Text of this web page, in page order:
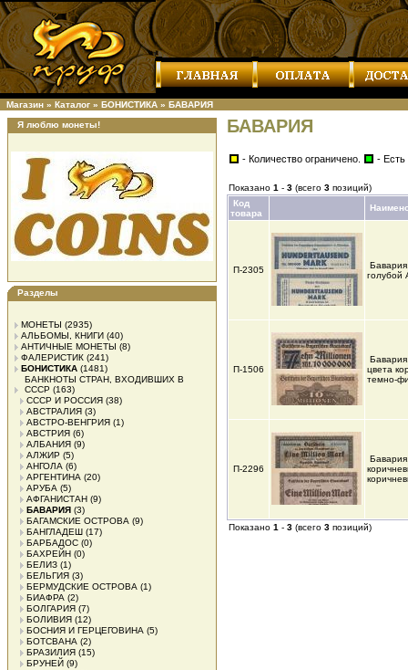
Магазин » Каталог » БОНИСТИКА » БАВАРИЯ
Я люблю монеты!
Разделы
МОНЕТЫ (2935)
АЛЬБОМЫ, КНИГИ (40)
АНТИЧНЫЕ МОНЕТЫ (8)
ФАЛЕРИСТИК (241)
БОНИСТИКА (1481)
БАНКНОТЫ СТРАН, ВХОДИВШИХ В
СССР (163)
СССР И РОССИЯ (38)
АВСТРАЛИЯ (3)
АВСТРО-ВЕНГРИЯ (1)
АВСТРИЯ (6)
АЛБАНИЯ (9)
АЛЖИР (5)
АНГОЛА (6)
АРГЕНТИНА (20)
АРУБА (5)
АФГАНИСТАН (9)
БАВАРИЯ (3)
БАГАМСКИЕ ОСТРОВА (9)
БАНГЛАДЕШ (17)
БАРБАДОС (0)
БАХРЕЙН (0)
БЕЛИЗ (1)
БЕЛЬГИЯ (3)
БЕРМУДСКИЕ ОСТРОВА (1)
БИАФРА (2)
БОЛГАРИЯ (7)
БОЛИВИЯ (12)
БОСНИЯ И ГЕРЦЕГОВИНА (5)
БОТСВАНА (2)
БРАЗИЛИЯ (15)
БРУНЕЙ (9)
БАВАРИЯ
- Количество ограничено. - Есть
Показано 1 - 3 (всего 3 позиций)
Код
товара
П-2305
голубой
П-1506
цвета
темно-
П-2296
Показано 1 - 3 (всего 3 позиций)